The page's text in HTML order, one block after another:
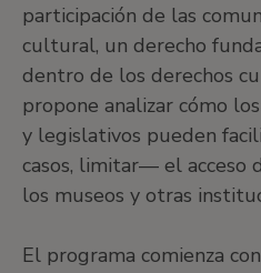
participación de las
cultural, un derecho
dentro de los derechos
propone analizar cómo
y legislativos pueden
casos, limitar— el acceso
los museos y otras
El programa comienza